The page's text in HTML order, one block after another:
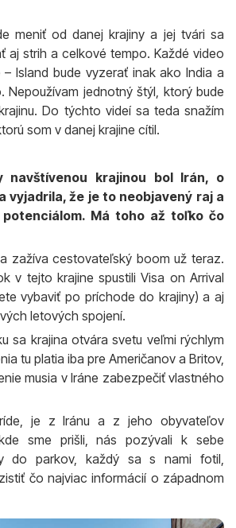
meniť od danej krajiny a jej tvári sa
aj strih a celkové tempo. Každé video
Island bude vyzerať inak ako India a
Nepoužívam jednotný štýl, ktorý bude
Do týchto videí sa teda snažím
som v danej krajine cítil.
navštívenou krajinou bol Irán, o
vyjadrila, že je to neobjavený raj a
Má toho až toľko čo
zažíva cestovateľský boom už teraz.
v tejto krajine spustili Visa on Arrival
vybaviť po príchode do krajiny) a aj
letových spojení.
sa krajina otvára svetu veľmi rýchlym
tu platia iba pre Američanov a Britov,
musia v Iráne zabezpečiť vlastného
je z Iránu a z jeho obyvateľov
sme prišli, nás pozývali k sebe
do parkov, každý sa s nami fotil,
čo najviac informácií o západnom